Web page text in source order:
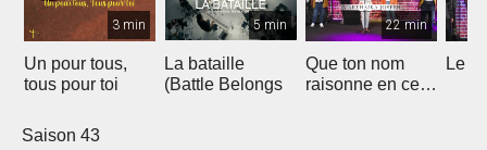
3 min
Un pour tous,
tous pour toi
5 min
La bataille
(Battle Belongs
22 min
Que ton nom
raisonne en ce
Le
Saison 43